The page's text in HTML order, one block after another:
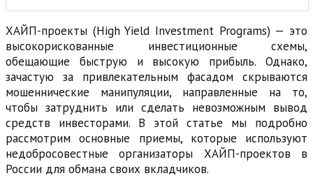
ХАЙП-проекты (High Yield Investment Programs) — это
высокорискованные инвестиционные схемы,
обещающие быструю и высокую прибыль. Однако,
зачастую за привлекательным фасадом скрываются
мошеннические манипуляции, направленные на то,
чтобы затруднить или сделать невозможным вывод
средств инвесторами. В этой статье мы подробно
рассмотрим основные приемы, которые используют
недобросовестные организаторы ХАЙП-проектов в
России для обмана своих вкладчиков.